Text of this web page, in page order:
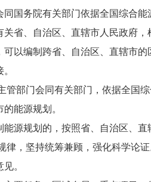
务院有关部门依据全国综合能
、自治区、直辖市人民政府，
以编制跨省、自治区、直辖市
管部门会同有关部门，依据全国
能源规划。
规划的，按照省、自治区、直
律，坚持统筹兼顾，强化科学论
。